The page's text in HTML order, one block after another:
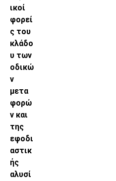
ικοί
φορεί
ς του
κλάδο
υ των
οδικώ
ν
μετα
φορώ
ν και
της
εφοδι
αστικ
ής
αλυσί